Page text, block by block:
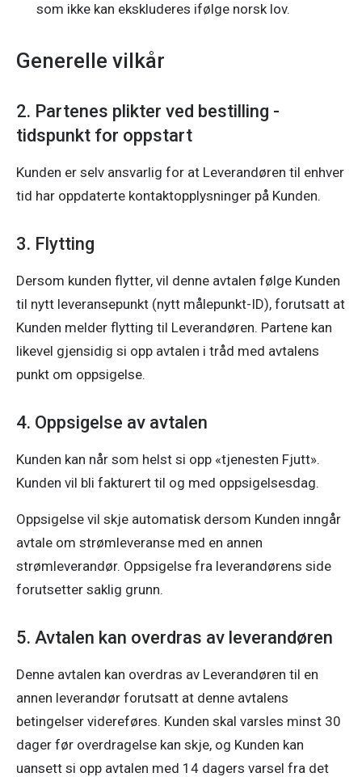
som ikke kan ekskluderes ifølge norsk lov.
Generelle vilkår
2. Partenes plikter ved bestilling -
tidspunkt for oppstart
Kunden er selv ansvarlig for at Leverandøren til enhver
tid har oppdaterte kontaktopplysninger på Kunden.
3. Flytting
Dersom kunden flytter, vil denne avtalen følge Kunden
til nytt leveransepunkt (nytt målepunkt-ID), forutsatt at
Kunden melder flytting til Leverandøren. Partene kan
likevel gjensidig si opp avtalen i tråd med avtalens
punkt om oppsigelse.
4. Oppsigelse av avtalen
Kunden kan når som helst si opp «tjenesten Fjutt».
Kunden vil bli fakturert til og med oppsigelsesdag.
Oppsigelse vil skje automatisk dersom Kunden inngår
avtale om strømleveranse med en annen
strømleverandør. Oppsigelse fra leverandørens side
forutsetter saklig grunn.
5. Avtalen kan overdras av leverandøren
Denne avtalen kan overdras av Leverandøren til en
annen leverandør forutsatt at denne avtalens
betingelser videreføres. Kunden skal varsles minst 30
dager før overdragelse kan skje, og Kunden kan
uansett si opp avtalen med 14 dagers varsel fra det